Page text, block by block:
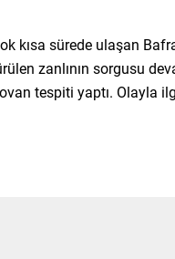
kısa sürede ulaşan
zanlının sorgusu
tespiti yaptı. Olayla